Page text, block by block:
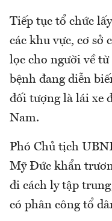
Tiếp tục tổ chức
các khu vực, cơ sở
lọc cho người về
bệnh đang diễn
đối tượng là lái xe
Nam.
Phó Chủ tịch
Mỹ Đức khẩn
đi cách ly tập
có phân công tổ